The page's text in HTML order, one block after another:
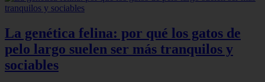
La genética felina: por qué los gatos de
pelo largo suelen ser más tranquilos y
sociables